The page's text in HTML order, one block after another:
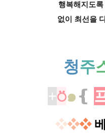
행복해지도
없이 최선을
청주
+⍥๑❴
❖❖❖